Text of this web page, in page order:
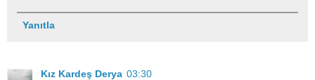
Yanıtla
Kız Kardeş Derya 03:30